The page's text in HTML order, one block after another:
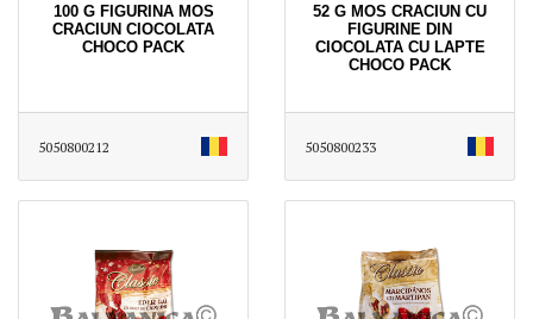
100 G FIGURINA MOS
CRACIUN CIOCOLATA
CHOCO PACK
5050800212
52 G MOS CRACIUN CU
FIGURINE DIN
CIOCOLATA CU LAPTE
CHOCO PACK
5050800233